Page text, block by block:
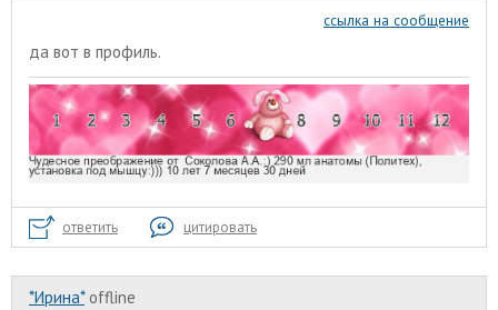
ссылка на сообщение
да вот в профиль.
ответить цитировать
*Ирина* offline